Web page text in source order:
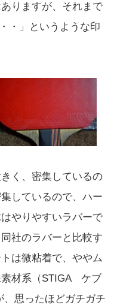
りますが、それまで
・」というような印
く、密集しているの
しているので、ハー
やりやすいラバーで
社のラバーと比較す
は微粘着で、ややム
材系（STIGA ケブ
、思ったほどガチガチ